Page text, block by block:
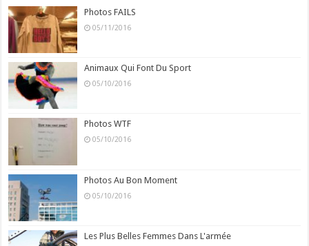
Photos FAILS
05/11/2016
Animaux Qui Font Du Sport
05/10/2016
Photos WTF
05/10/2016
Photos Au Bon Moment
05/10/2016
Les Plus Belles Femmes Dans L'armée